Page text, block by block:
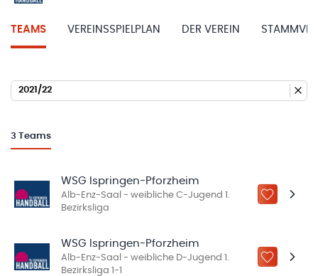
TEAMS VEREINSSPIELPLAN DER VEREIN
2021/22
3 Teams
WSG Ispringen-Pforzheim
Alb-Enz-Saal - weibliche C-Jugend 1.
Bezirksliga
ZU „MEINE
WSG Ispringen-Pforzheim
Alb-Enz-Saal - weibliche D-Jugend 1.
Bezirksliga 1-1
ZU „MEINE